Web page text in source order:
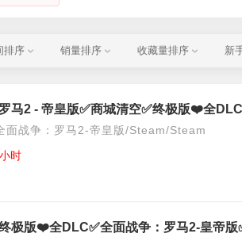
排序 销量排序 收藏量排序 新
面战争：罗马2-帝皇版/Steam/Steam
时
极版❤️全DLC✅全面战争：罗马2-皇帝版